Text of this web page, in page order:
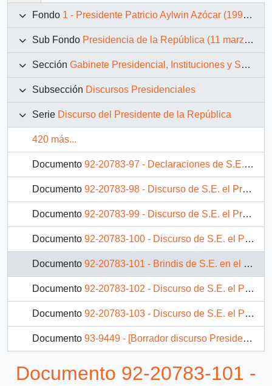
Fondo 1 - Presidente Patricio Aylwin Azócar (1990-1994)
Sub Fondo Presidencia de la República (11 marzo 1990 – 11 marzo 1994)
Sección Gabinete Presidencial, Instituciones y Servicios
Subsección Discursos Presidenciales
Serie Discurso del Presidente de la República
420 más...
Documento 92-20783-97 - Declaraciones de S.E. el Presidente de la República, don Patricio Aylwin Azócar, en reunión con comunidad de Constitución
Documento 92-20783-98 - Discurso de S.E. el Presidente de la República, don Patricio Aylwin Azócar, en encuentro con dirigentes campesinos de Longaví
Documento 92-20783-99 - Discurso de S.E. el Presidente de la República, don Patricio Aylwin Azócar, en reunión con la comunidad de San Javier
Documento 92-20783-100 - Discurso de S.E. el Presidente de la República, don Patricio Aylwin Azócar, en reunión con la comunidad de Linares
Documento 92-20783-101 - Brindis de S.E. en el almuerzo ofrecido por el Gobierno del Presidente español en el Palacio de la Moncloa
Documento 92-20783-102 - Discurso de S.E. el Presidente de la República, don Patricio Aylwin Azócar, en cena ofrecida por Reyes de España
Documento 92-20783-103 - Discurso de S.E. el Presidente de la República, don Patricio Aylwin Azócar, en ceremonia de entrega de anteproyecto de Ley de Integración Social de Discapacitados
Documento 93-9449 - [Borrador discurso Presidente Aylwin en 8° Congreso Mundial de Productividad en Suecia]
Documento 92-20783-101 -